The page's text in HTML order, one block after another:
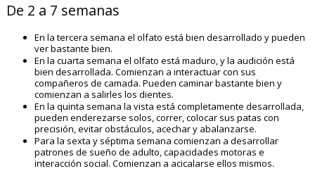
De 2 a 7 semanas
En la tercera semana el olfato está bien desarrollado y pueden
ver bastante bien.
En la cuarta semana el olfato está maduro, y la audición está
bien desarrollada. Comienzan a interactuar con sus
compañeros de camada. Pueden caminar bastante bien y
comienzan a salirles los dientes.
En la quinta semana la vista está completamente desarrollada,
pueden enderezarse solos, correr, colocar sus patas con
precisión, evitar obstáculos, acechar y abalanzarse.
Para la sexta y séptima semana comienzan a desarrollar
patrones de sueño de adulto, capacidades motoras e
interacción social. Comienzan a acicalarse ellos mismos.